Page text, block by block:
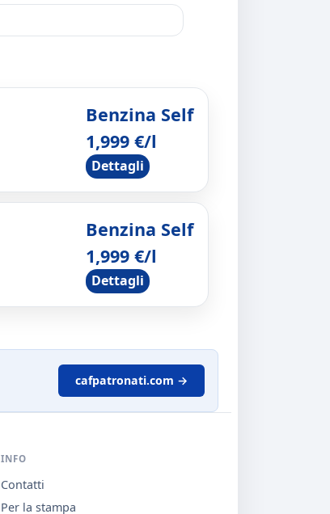
Benzina Self
1,999 €/l
Dettagli
Benzina Self
1,999 €/l
Dettagli
cafpatronati.com →
INFO
Contatti
Per la stampa